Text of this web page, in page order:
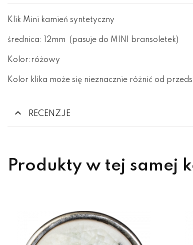
Klik Mini kamień syntetyczny
średnica: 12mm (pasuje do MINI bransoletek)
Kolor:różowy
Kolor klika może się nieznacznie różnić od
RECENZJE
Produkty w tej samej